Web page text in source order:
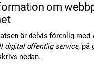
om
är delvis förenlig med
digital offentlig service, på
nedan.